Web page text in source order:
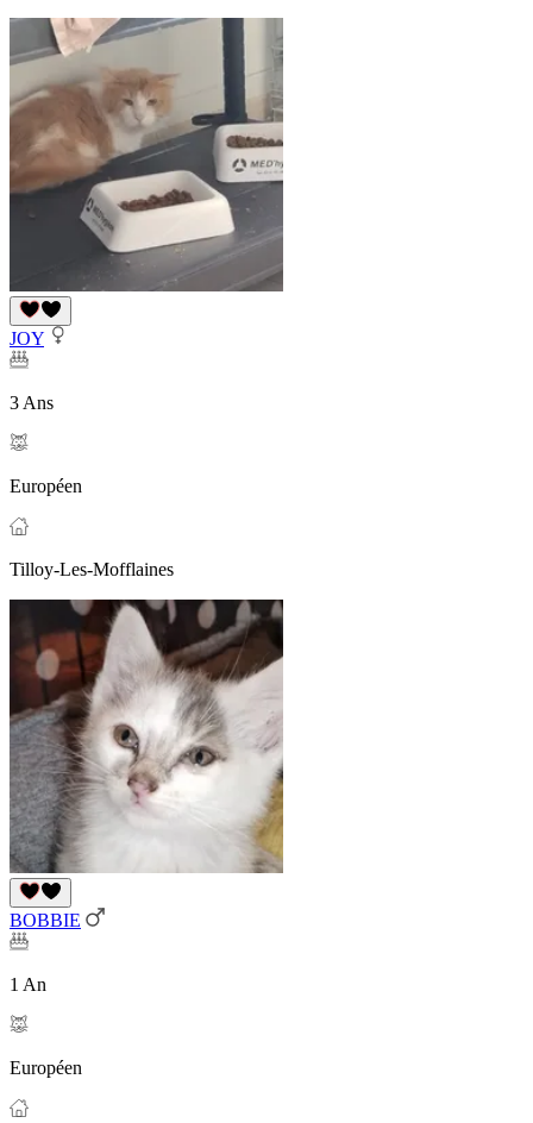
JOY
3 Ans
Européen
Tilloy-Les-Mofflaines
BOBBIE
1 An
Européen